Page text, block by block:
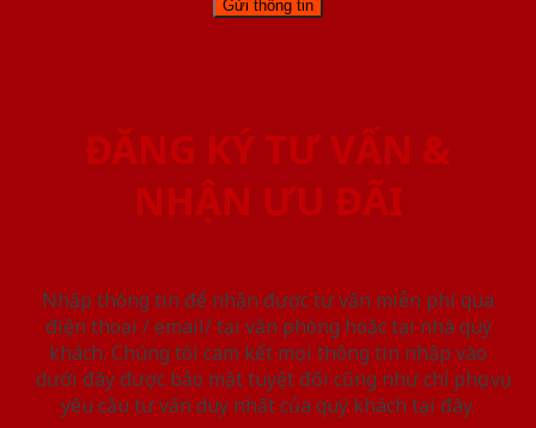
ĐĂNG KÝ TƯ VẤN &
NHẬN ƯU ĐÃI
Nhập thông tin để nhận được tư vấn miễn phí qua
điện thoại / email/ tại văn phòng hoặc tại nhà quý
khách. Chúng tôi cam kết mọi thông tin nhập vào
dưới đây được bảo mật tuyệt đối cũng như chỉ phục vụ
yêu cầu tư vấn duy nhất của quý khách tại đây.